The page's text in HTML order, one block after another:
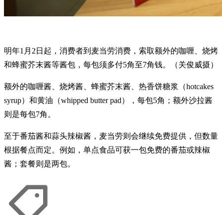
明年1月2日起，消费者到麦当劳消费，索取额外的咖喱、烧烤
和蜂蜜芥末酱等酱包，每包须多付5角至7角钱。（关俊威摄）
额外的咖喱酱、烧烤酱、蜂蜜芥末酱、热香饼糖浆（hotcakes
syrup）和黄油（whipped butter pad），每包5角；额外沙拉酱
则是每包7角。
至于番茄酱和蒜头辣椒酱，麦当劳则会继续免费提供，但数量
根据餐点而定。例如，单点食品可获一包免费的番茄或辣椒
酱；套餐则是两包。